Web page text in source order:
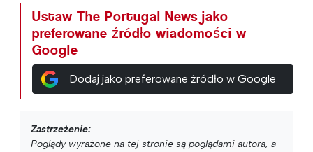
Ustaw The Portugal News jako
preferowane źródło wiadomości w
Google
Dodaj jako preferowane źródło w Google
Zastrzeżenie:
Poglądy wyrażone na tej stronie są poglądami autora, a